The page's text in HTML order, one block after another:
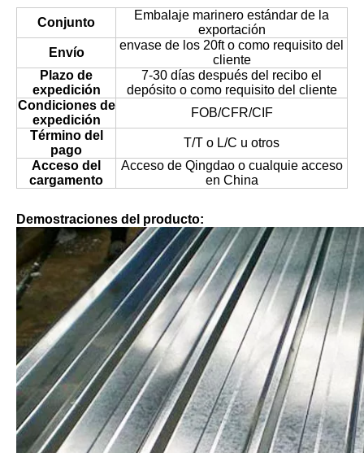
Conjunto
Embalaje marinero estándar de la
exportación
Envío
envase de los 20ft o como requisito del
cliente
Plazo de
expedición
7-30 días después del recibo el
depósito o como requisito del cliente
Condiciones de
expedición
FOB/CFR/CIF
Término del
pago
T/T o L/C u otros
Acceso del
cargamento
Acceso de Qingdao o cualquie acceso
en China
Demostraciones del producto: